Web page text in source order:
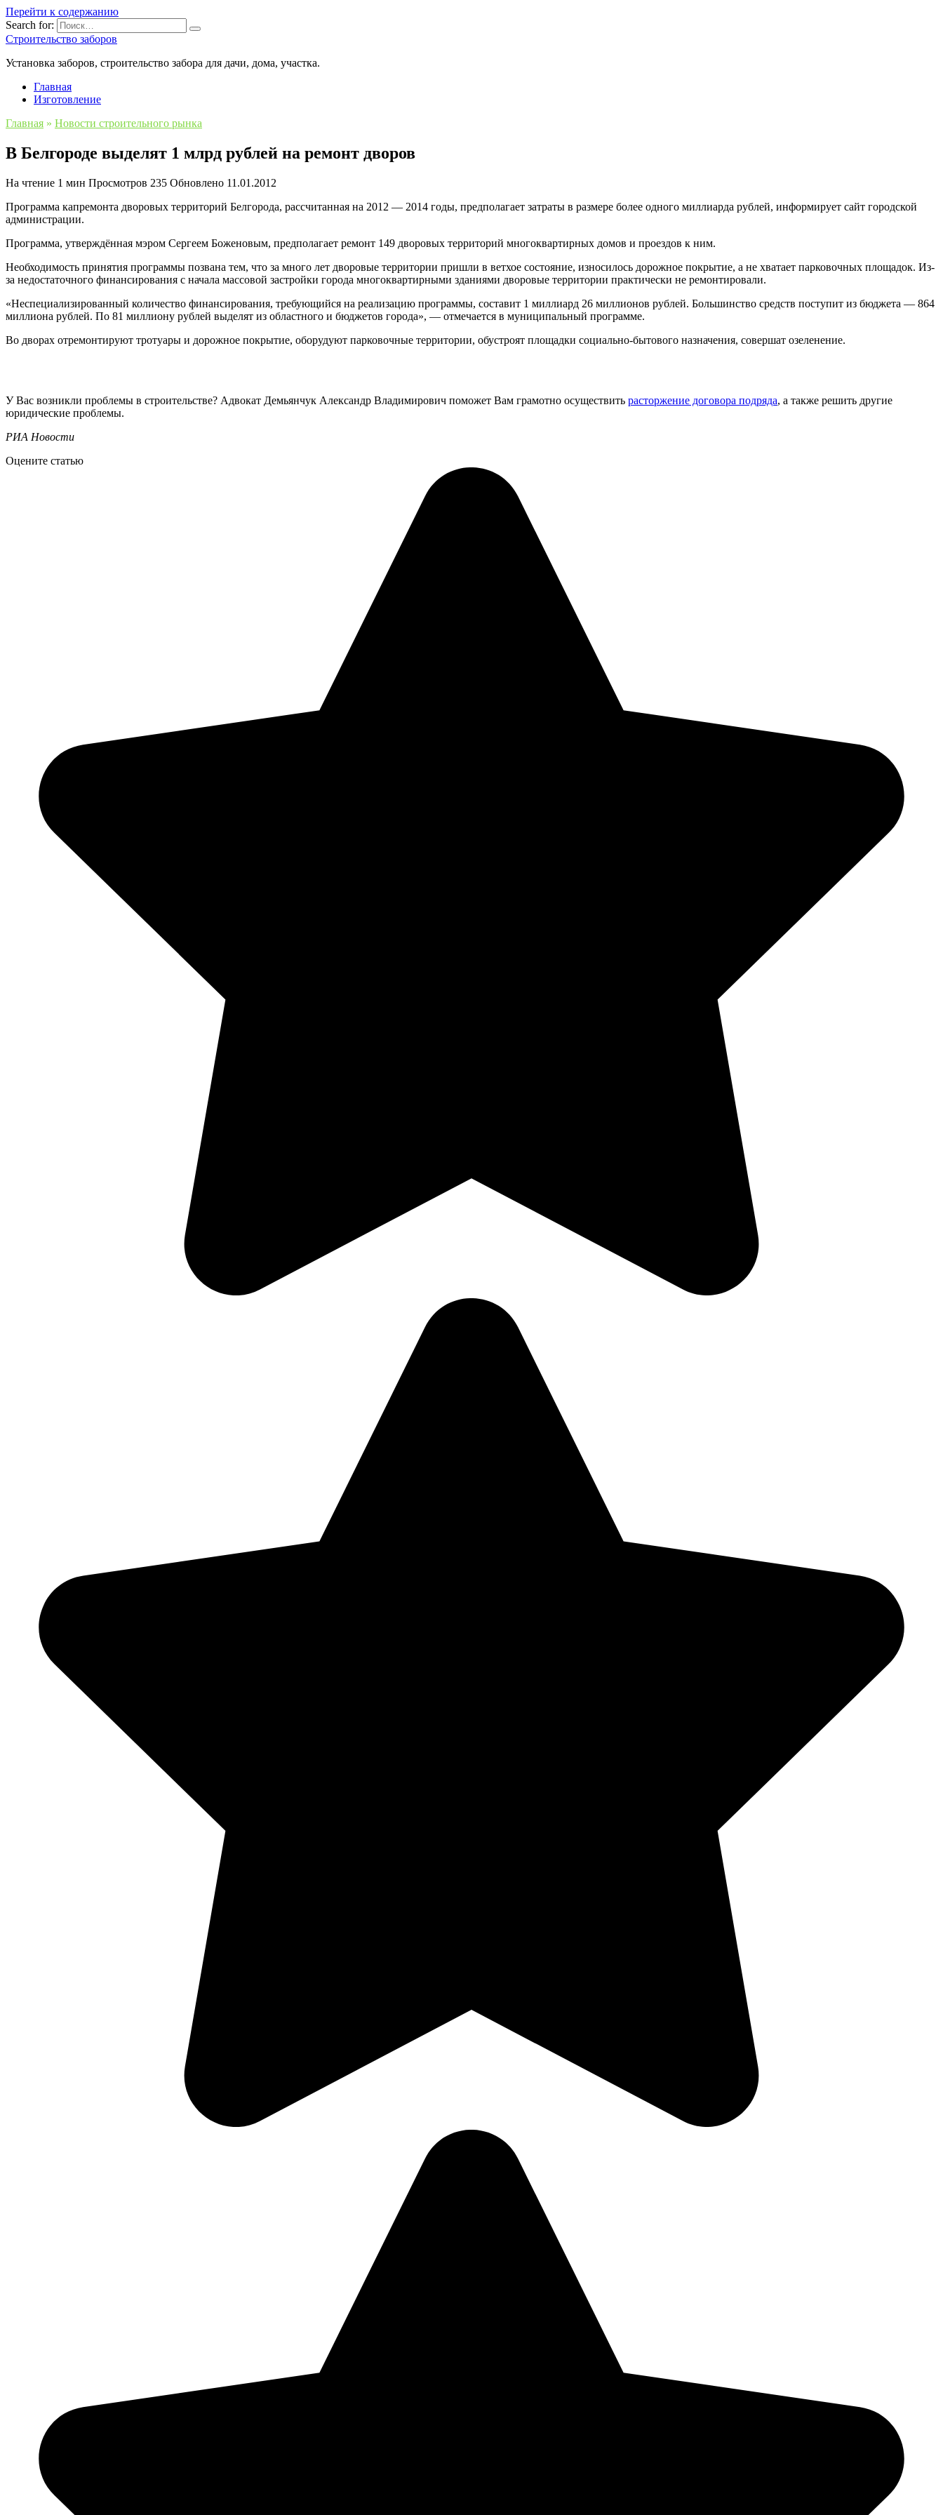
Перейти к содержанию
Search for:
Строительство заборов
Установка заборов, строительство забора для дачи, дома, участка.
Главная
Изготовление
Главная » Новости строительного рынка
В Белгороде выделят 1 млрд рублей на ремонт дворов
На чтение 1 мин Просмотров 235 Обновлено 11.01.2012
Программа капремонта дворовых территорий Белгорода, рассчитанная на 2012 — 2014 годы, предполагает затраты в размере более одного миллиарда рублей, информирует сайт городской
администрации.
Программа, утверждённая мэром Сергеем Боженовым, предполагает ремонт 149 дворовых территорий многоквартирных домов и проездов к ним.
Необходимость принятия программы позвана тем, что за много лет дворовые территории пришли в ветхое состояние, износилось дорожное покрытие, а не хватает парковочных площадок. Из-
за недостаточного финансирования с начала массовой застройки города многоквартирными зданиями дворовые территории практически не ремонтировали.
«Неспециализированный количество финансирования, требующийся на реализацию программы, составит 1 миллиард 26 миллионов рублей. Большинство средств поступит из бюджета — 864
миллиона рублей. По 81 миллиону рублей выделят из областного и бюджетов города», — отмечается в муниципальный программе.
Во дворах отремонтируют тротуары и дорожное покрытие, оборудуют парковочные территории, обустроят площадки социально-бытового назначения, совершат озеленение.
У Вас возникли проблемы в строительстве? Адвокат Демьянчук Александр Владимирович поможет Вам грамотно осуществить расторжение договора подряда, а также решить другие
юридические проблемы.
РИА Новости
Оцените статью